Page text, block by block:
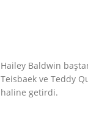
Hailey Baldwin
Teisbaek ve Teddy
haline getirdi.